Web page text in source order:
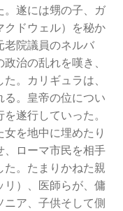
。遂には甥の子、ガ
クドウェル）を秘か
老院議員のネルバ
治の乱れを嘆き、
。カリギュラは、
る。皇帝の位につい
遂行していった。
を地中に埋めたり
、ローマ市民を相手
た。たまりかねた親
リ）、医師らが、傭
ア、子供そして側